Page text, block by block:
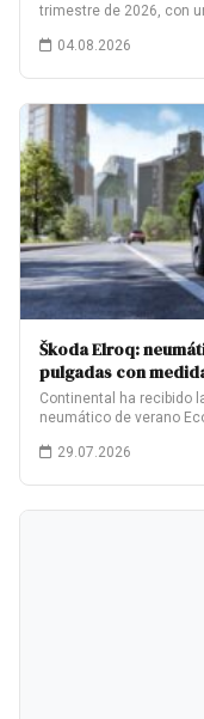
trimestre de 2026, con
04.08.2026
Škoda Elroq:
pulgadas con
Continental ha recibido
neumático de verano
29.07.2026